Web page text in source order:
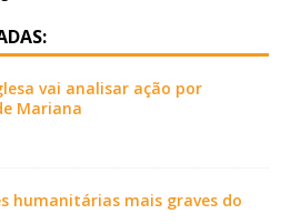
vai analisar ação por
Mariana
humanitárias mais graves do